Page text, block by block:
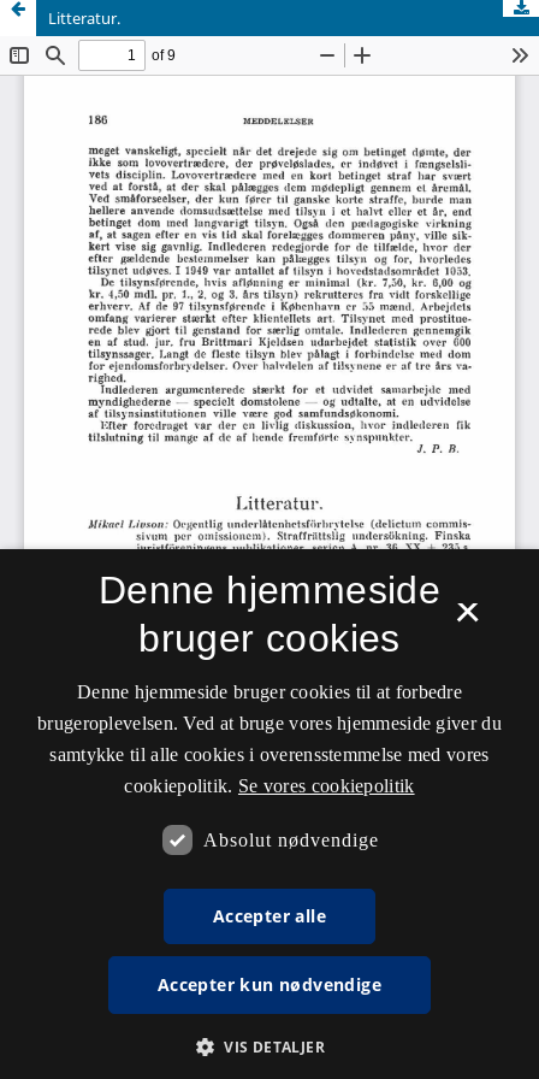
Litteratur.
×
Denne hjemmeside
bruger cookies
Denne hjemmeside bruger cookies til at forbedre
brugeroplevelsen. Ved at bruge vores hjemmeside giver du
samtykke til alle cookies i overensstemmelse med vores
cookiepolitik. Se vores cookiepolitik
Absolut nødvendige
Accepter alle
Accepter kun nødvendige
VIS DETALJER